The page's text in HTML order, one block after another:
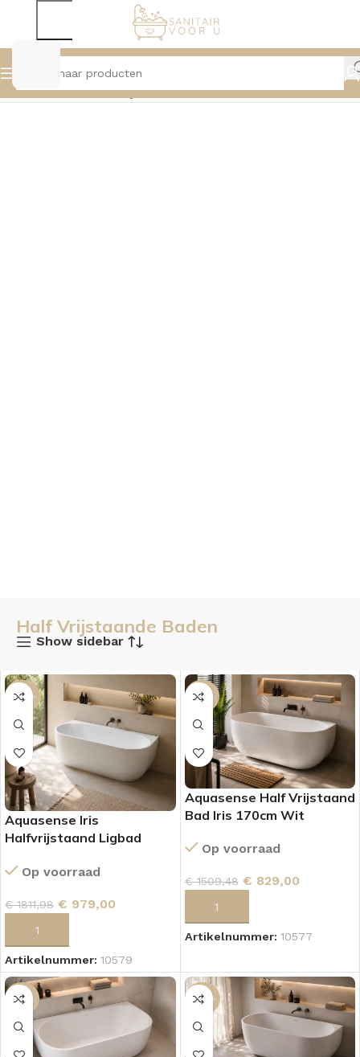
Home Baden Half Vrijstaande Baden
Half Vrijstaande Baden
Show sidebar
-46%
Aquasense Iris
Halfvrijstaand Ligbad
Op voorraad
€1811,98 € 979,00
Artikelnummer: 10579
-45%
Aquasense Half Vrijstaand
Bad Iris 170cm Wit
Op voorraad
€1509,48 € 829,00
Artikelnummer: 10577
-45% -44%